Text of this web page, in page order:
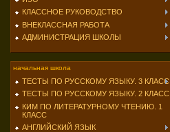
КЛАССНОЕ РУКОВОДСТВО
ВНЕКЛАССНАЯ РАБОТА
АДМИНИСТРАЦИЯ ШКОЛЫ
начальная школа
ТЕСТЫ ПО РУССКОМУ ЯЗЫКУ. 3 КЛАСС
ТЕСТЫ ПО РУССКОМУ ЯЗЫКУ. 2 КЛАСС
КИМ ПО ЛИТЕРАТУРНОМУ ЧТЕНИЮ. 1
КЛАСС
АНГЛИЙСКИЙ ЯЗЫК